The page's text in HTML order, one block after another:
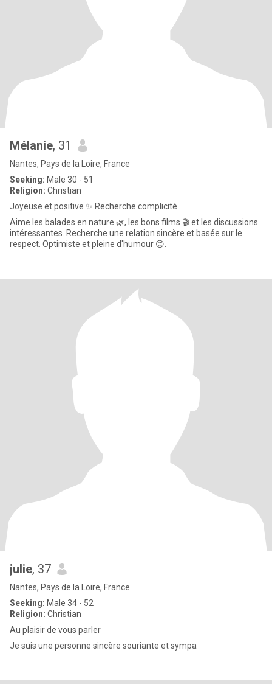
Mélanie, 31
Nantes, Pays de la Loire, France
Seeking: Male 30 - 51
Religion: Christian
Joyeuse et positive ✨ Recherche complicité
Aime les balades en nature 🌿, les bons films 🎬 et les discussions
intéressantes. Recherche une relation sincère et basée sur le
respect. Optimiste et pleine d'humour 😊.
julie, 37
Nantes, Pays de la Loire, France
Seeking: Male 34 - 52
Religion: Christian
Au plaisir de vous parler
Je suis une personne sincère souriante et sympa